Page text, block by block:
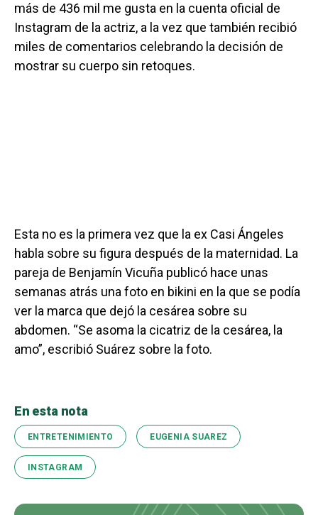
más de 436 mil me gusta en la cuenta oficial de
Instagram de la actriz, a la vez que también recibió
miles de comentarios celebrando la decisión de
mostrar su cuerpo sin retoques.
Esta no es la primera vez que la ex Casi Ángeles
habla sobre su figura después de la maternidad. La
pareja de Benjamín Vicuña publicó hace unas
semanas atrás una foto en bikini en la que se podía
ver la marca que dejó la cesárea sobre su
abdomen. “Se asoma la cicatriz de la cesárea, la
amo”, escribió Suárez sobre la foto.
En esta nota
ENTRETENIMIENTO EUGENIA SUAREZ
INSTAGRAM